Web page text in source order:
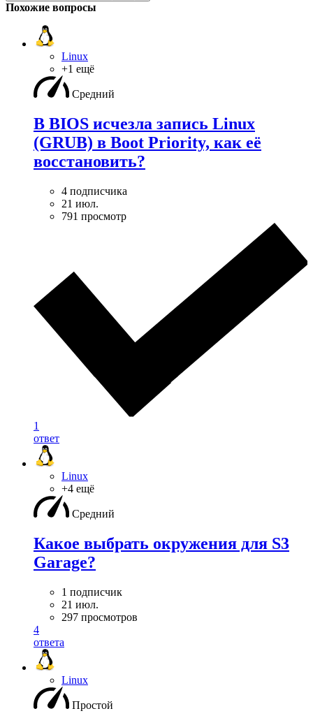
Похожие вопросы
Linux
+1 ещё
Средний
В BIOS исчезла запись Linux
(GRUB) в Boot Priority, как её
восстановить?
4 подписчика
21 июл.
791 просмотр
1
ответ
Linux
+4 ещё
Средний
Какое выбрать окружения для S3
Garage?
1 подписчик
21 июл.
297 просмотров
4
ответа
Linux
Простой